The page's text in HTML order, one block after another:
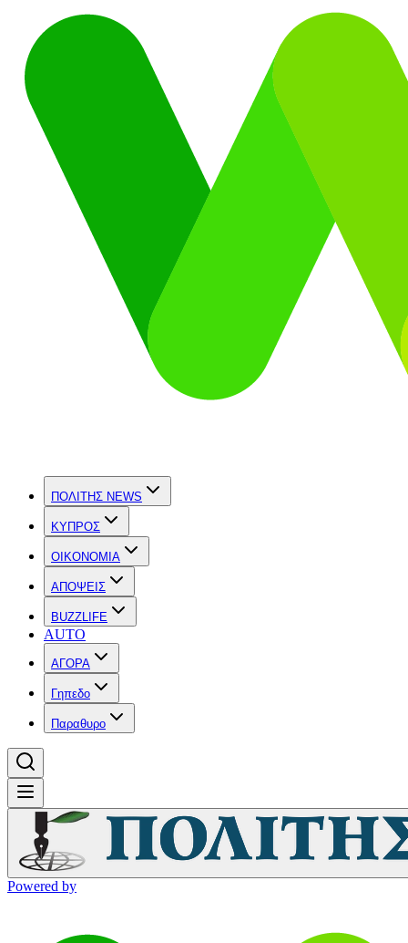
ΠΟΛΙΤΗΣ NEWS
ΚΥΠΡΟΣ
OIKONOMIA
ΑΠΟΨΕΙΣ
BUZZLIFE
AUTO
ΑΓΟΡΑ
Γηπεδο
Παραθυρο
Powered by